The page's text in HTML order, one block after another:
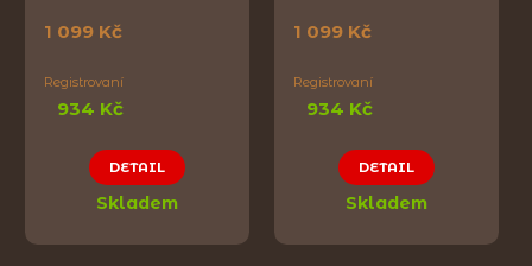
1 099 Kč
Registrovaní
934 Kč
DETAIL
Skladem
1 099 Kč
Registrovaní
934 Kč
DETAIL
Skladem